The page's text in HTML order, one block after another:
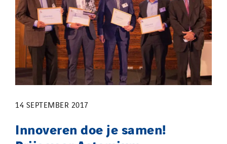
14 SEPTEMBER 2017
Innoveren doe je samen!